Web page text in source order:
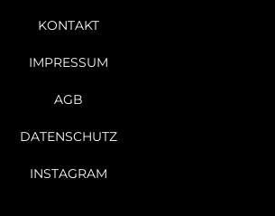
KONTAKT
IMPRESSUM
AGB
DATENSCHUTZ
INSTAGRAM